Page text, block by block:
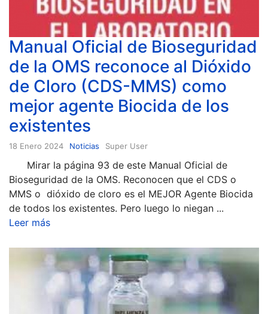
Manual Oficial de Bioseguridad
de la OMS reconoce al Dióxido
de Cloro (CDS-MMS) como
mejor agente Biocida de los
existentes
18 Enero 2024 Noticias Super User
Mirar la página 93 de este Manual Oficial de
Bioseguridad de la OMS. Reconocen que el CDS o
MMS o dióxido de cloro es el MEJOR Agente Biocida
de todos los existentes. Pero luego lo niegan ...
Leer más